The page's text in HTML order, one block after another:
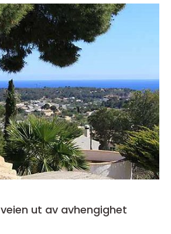
Rusbehandling veien ut av avhengighet